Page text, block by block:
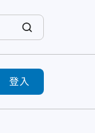
登入